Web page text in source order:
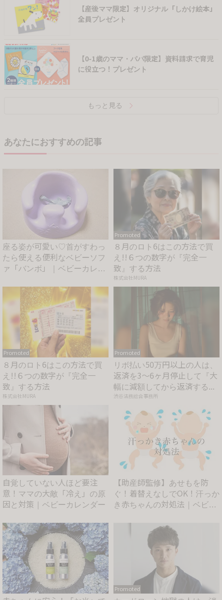
【産後ママ限定】オリジナル「しかけ絵本」
全員プレゼント
【0-1歳のママ・パパ限定】資料請求で育児
に役立つ！プレゼント
もっと見る
あなたにおすすめの記事
座る姿が可愛い♡首がすわっ
たら使える便利なベビーソフ
ァ「バンボ」｜ベビーカレン
Promoted
８月のロト6はこの方法で買
え!!６つの数字が『完全一
致』する方法
株式会社MURA
Promoted
８月のロト6はこの方法で買
え!!６つの数字が『完全一
致』する方法
株式会社MURA
Promoted
リボ払い50万円以上の人は、
返済を3～6ヶ月停止して『大
幅に減額してから返済する...
渋谷法務総合事務所
自覚していない人ほど要注
意！ママの大敵「冷え」の原
因と対策｜ベビーカレンダー
【助産師監修】あせもを防
ぐ！着替えなしでOK！汗っか
き赤ちゃんの対処法｜ベビー
Promoted